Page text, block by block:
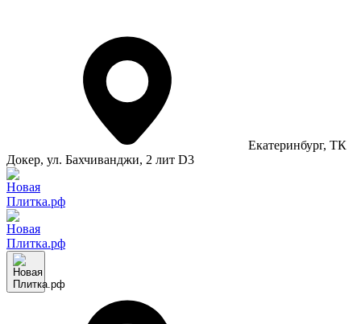
Екатеринбург, ТК
Докер, ул. Бахчиванджи, 2 лит D3